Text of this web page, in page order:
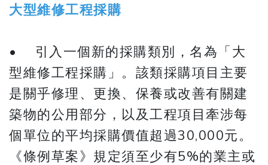
大型維修工程採購
• 引入一個新的採購類別，名為「大
型維修工程採購」。該類採購項目主要
是關乎修理、更換、保養或改善有關建
築物的公用部分，以及工程項目牽涉每
個單位的平均採購價值超過30,000元。
《條例草案》規定須至少有5%的業主或